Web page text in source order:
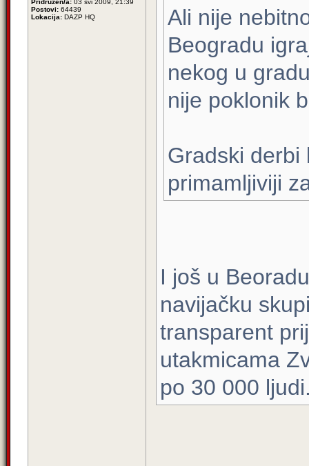
Pridružen/a: 03 svi 2009, 21:39
Postovi: 64439
Lokacija: DAZP HQ
Ali nije
Beogradu
nekog u
nije poklonik
Gradski derbi
primamljiviji
I još u
navijačku
transparent
utakmicama
po 30 000